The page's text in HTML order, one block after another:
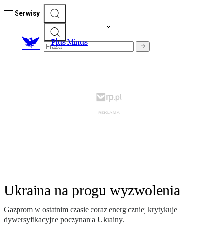
Serwisy
Plus Minus
Ukraina na progu wyzwolenia
Gazprom w ostatnim czasie coraz energiczniej krytykuje
dywersyfikacyjne poczynania Ukrainy.